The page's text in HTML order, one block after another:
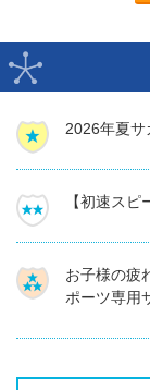
2026年夏サ
【初速ス
お子様の疲
ポーツ専用